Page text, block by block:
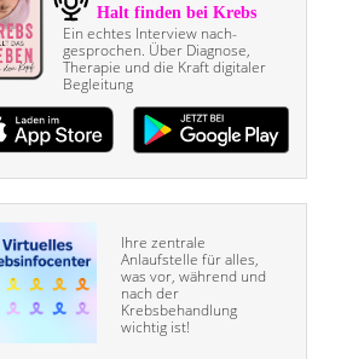
Ein echtes Interview nach­
gesprochen. Über Diagnose,
Therapie und die Kraft digitaler
Begleitung
Ihre zentrale
Anlaufstelle für alles,
was vor, während und
nach der
Krebsbehandlung
wichtig ist!